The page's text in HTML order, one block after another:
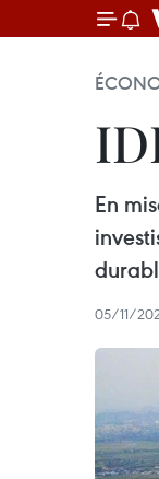
En
05/11/